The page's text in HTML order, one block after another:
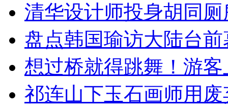
清华设计师投身胡同
盘点韩国瑜访大陆台
想过桥就得跳舞！游客
祁连山下玉石画师用